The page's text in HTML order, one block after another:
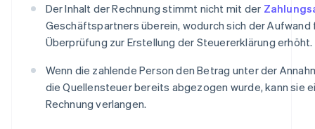
Der Inhalt der Rechnung stimmt nicht mit der
Geschäftspartners überein, wodurch sich der Aufwand
Überprüfung zur Erstellung der Steuererklärung erhöht.
Wenn die zahlende Person den Betrag unter der
die Quellensteuer bereits abgezogen wurde, kann sie
Rechnung verlangen.